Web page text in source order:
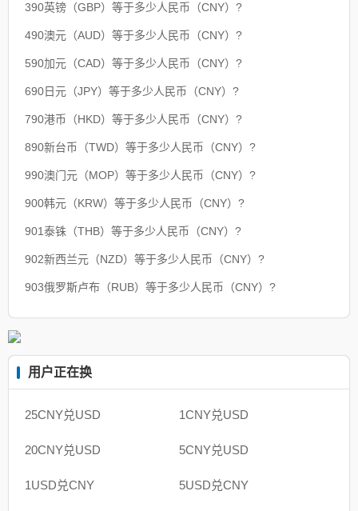
390英镑（GBP）等于多少人民币（CNY）?
490澳元（AUD）等于多少人民币（CNY）?
590加元（CAD）等于多少人民币（CNY）?
690日元（JPY）等于多少人民币（CNY）?
790港币（HKD）等于多少人民币（CNY）?
890新台币（TWD）等于多少人民币（CNY）?
990澳门元（MOP）等于多少人民币（CNY）?
900韩元（KRW）等于多少人民币（CNY）?
901泰铢（THB）等于多少人民币（CNY）?
902新西兰元（NZD）等于多少人民币（CNY）?
903俄罗斯卢布（RUB）等于多少人民币（CNY）?
用户正在换
25CNY兑USD 1CNY兑USD
20CNY兑USD 5CNY兑USD
1USD兑CNY 5USD兑CNY